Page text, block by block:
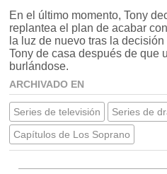
En el último momento, Tony
replantea el plan de acabar
la luz de nuevo tras la
Tony de casa después de que
burlándose.
ARCHIVADO EN
Series de televisión Series de
Capítulos de Los Soprano